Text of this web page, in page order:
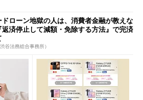
ドローン地獄の人は、消費者金融が教えな
返済停止して減額・免除する方法』で完済
谷法務総合事務所）